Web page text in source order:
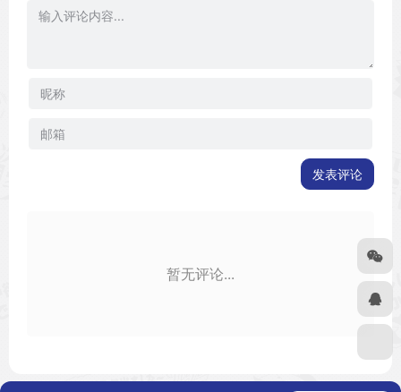
发表评论
暂无评论...